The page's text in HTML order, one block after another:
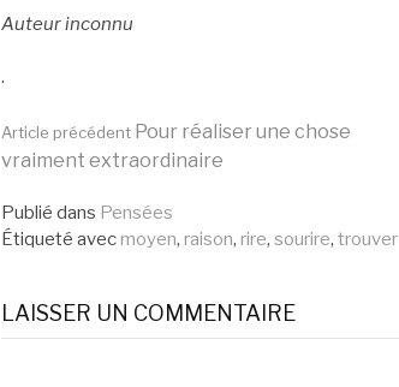
Auteur inconnu
.
Lire
la
suite
Article précédent Pour réaliser une chose
vraiment extraordinaire
Publié dans Pensées
Étiqueté avecmoyen, raison, rire, sourire, trouver
LAISSER UN COMMENTAIRE